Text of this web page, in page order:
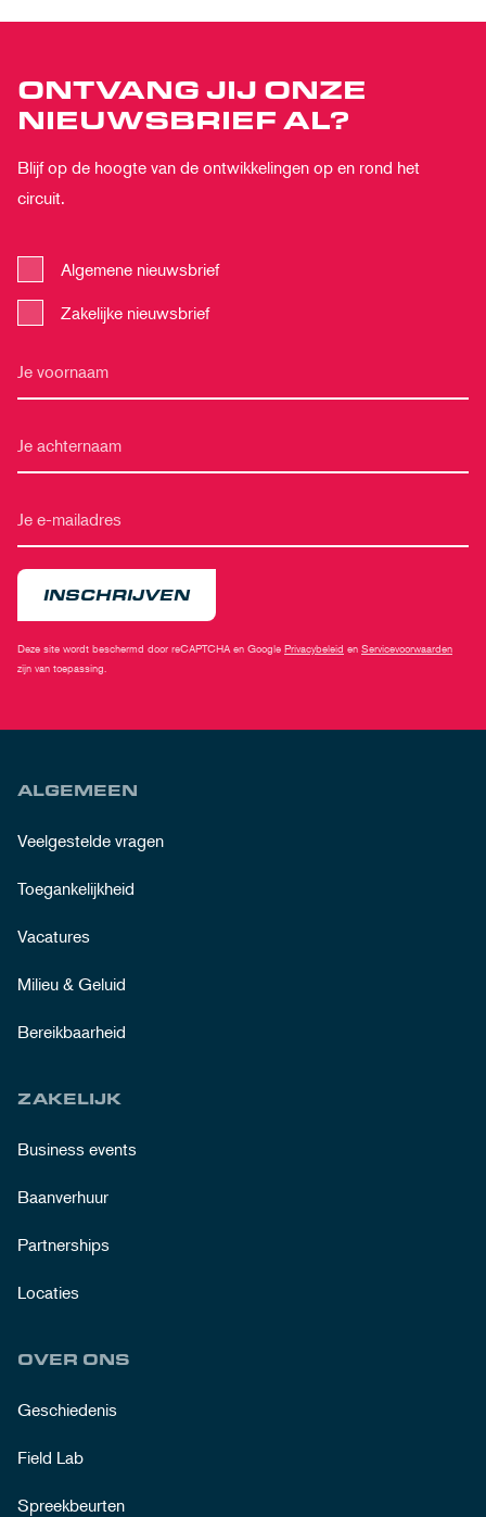
ONTVANG JIJ ONZE
NIEUWSBRIEF AL?
Blijf op de hoogte van de ontwikkelingen op en rond het
circuit.
Algemene nieuwsbrief
Zakelijke nieuwsbrief
INSCHRIJVEN
Deze site wordt beschermd door reCAPTCHA en Google Privacybeleid en Servicevoorwaarden
zijn van toepassing.
ALGEMEEN
Veelgestelde vragen
Toegankelijkheid
Vacatures
Milieu & Geluid
Bereikbaarheid
ZAKELIJK
Business events
Baanverhuur
Partnerships
Locaties
OVER ONS
Geschiedenis
Field Lab
Spreekbeurten